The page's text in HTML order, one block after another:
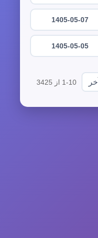
1405-05-07
1405-05-05
آخر 1-10 از 3425